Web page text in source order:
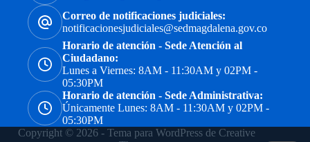
Correo de notificaciones judiciales:
notificacionesjudiciales@sedmagdalena.gov.co
Horario de atención - Sede Atención al
Ciudadano:
Lunes a Viernes: 8AM - 11:30AM y 02PM -
05:30PM
Horario de atención - Sede Administrativa:
Únicamente Lunes: 8AM - 11:30AM y 02PM -
05:30PM
Copyright © 2026 - Tema para WordPress de Creative